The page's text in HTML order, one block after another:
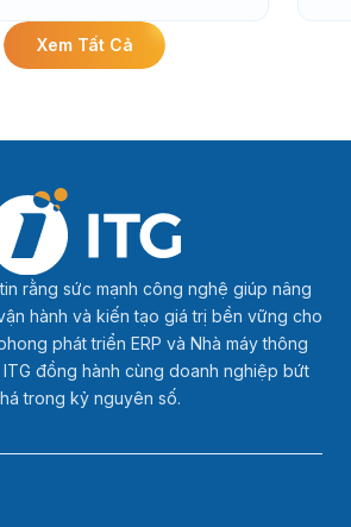
Xem Tất Cả
rằng sức mạnh công nghệ giúp nâng
hành và kiến tạo giá trị bền vững cho
phát triển ERP và Nhà máy thông
ITG đồng hành cùng doanh nghiệp bứt
trong kỷ nguyên số.